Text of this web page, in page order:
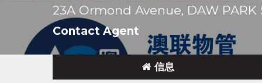
23A Ormond Avenue, DAW PARK
Contact Agent
信息